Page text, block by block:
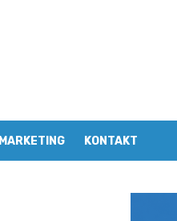
MARKETING KONTAKT